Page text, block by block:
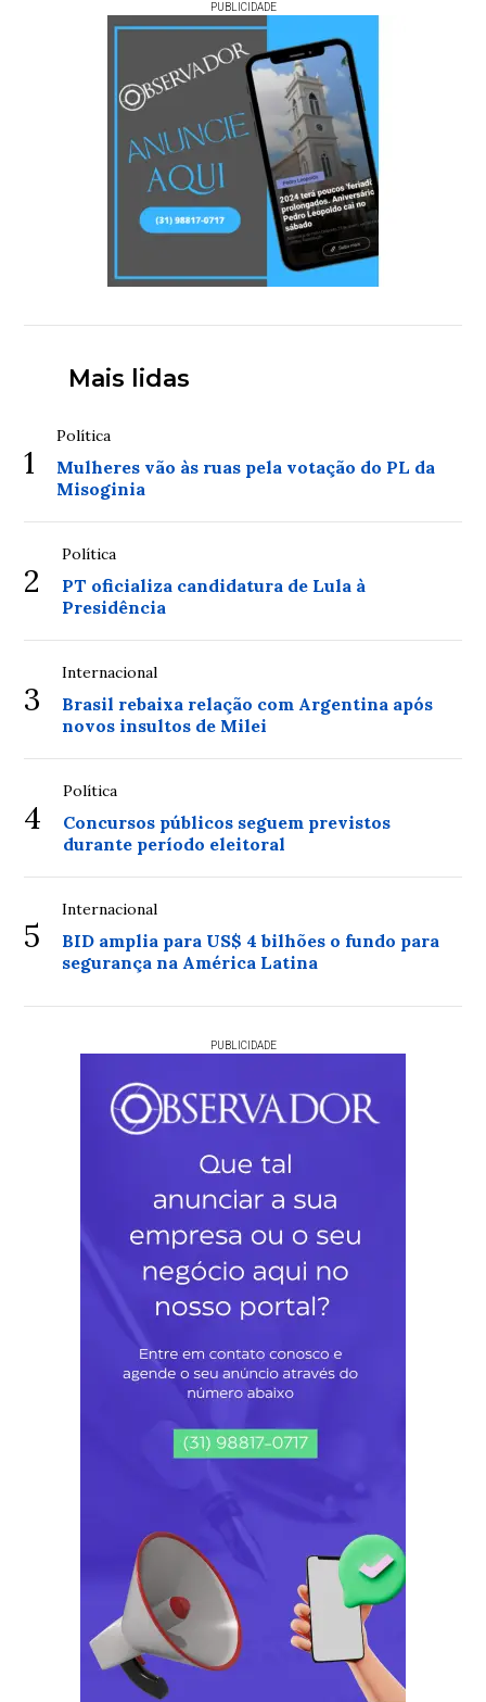
PUBLICIDADE
Mais lidas
1
Política
Mulheres vão às ruas pela votação do PL da
Misoginia
2
Política
PT oficializa candidatura de Lula à
Presidência
3
Internacional
Brasil rebaixa relação com Argentina após
novos insultos de Milei
4
Política
Concursos públicos seguem previstos
durante período eleitoral
5
Internacional
BID amplia para US$ 4 bilhões o fundo para
segurança na América Latina
PUBLICIDADE